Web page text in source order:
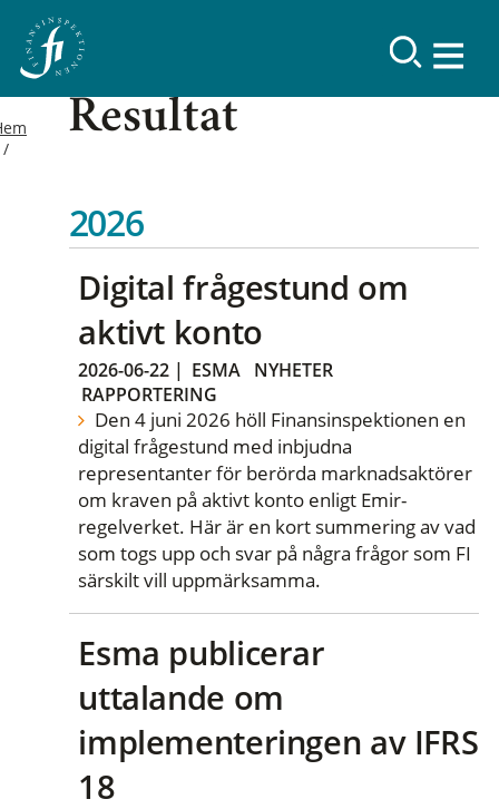
Resultat
2026
Digital frågestund om
aktivt konto
2026-06-22 | ESMA NYHETER
RAPPORTERING
Den 4 juni 2026 höll Finansinspektionen en
digital frågestund med inbjudna
representanter för berörda marknadsaktörer
om kraven på aktivt konto enligt Emir-
regelverket. Här är en kort summering av vad
som togs upp och svar på några frågor som FI
särskilt vill uppmärksamma.
Esma publicerar
uttalande om
implementeringen av IFRS
18